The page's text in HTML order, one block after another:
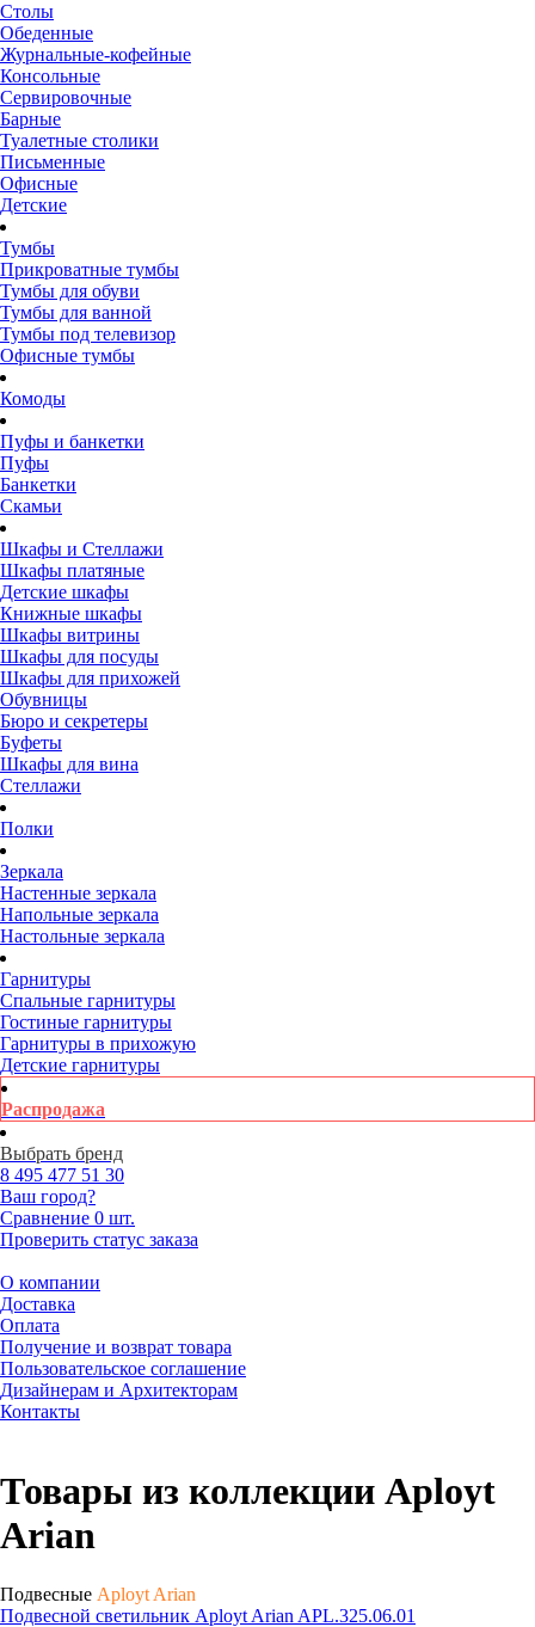
Столы
Обеденные
Журнальные-кофейные
Консольные
Сервировочные
Барные
Туалетные столики
Письменные
Офисные
Детские
Тумбы
Прикроватные тумбы
Тумбы для обуви
Тумбы для ванной
Тумбы под телевизор
Офисные тумбы
Комоды
Пуфы и банкетки
Пуфы
Банкетки
Скамьи
Шкафы и Стеллажи
Шкафы платяные
Детские шкафы
Книжные шкафы
Шкафы витрины
Шкафы для посуды
Шкафы для прихожей
Обувницы
Бюро и секретеры
Буфеты
Шкафы для вина
Стеллажи
Полки
Зеркала
Настенные зеркала
Напольные зеркала
Настольные зеркала
Гарнитуры
Спальные гарнитуры
Гостиные гарнитуры
Гарнитуры в прихожую
Детские гарнитуры
Распродажа
Выбрать бренд
8 495 477 51 30
Ваш город?
Сравнение 0 шт.
Проверить статус заказа
О компании
Доставка
Оплата
Получение и возврат товара
Пользовательское соглашение
Дизайнерам и Архитекторам
Контакты
Товары из коллекции Aployt
Arian
Подвесные Aployt Arian
Подвесной светильник Aployt Arian APL.325.06.01